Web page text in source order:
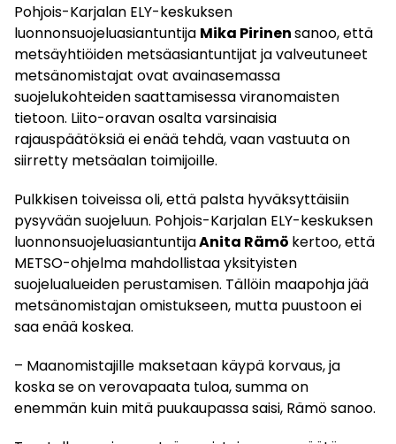
Pohjois-Karjalan ELY-keskuksen
luonnonsuojeluasiantuntija Mika Pirinensanoo, että
metsäyhtiöiden metsäasiantuntijat ja valveutuneet
metsänomistajat ovat avainasemassa
suojelukohteiden saattamisessa viranomaisten
tietoon. Liito-oravan osalta varsinaisia
rajauspäätöksiä ei enää tehdä, vaan vastuuta on
siirretty metsäalan toimijoille.
Pulkkisen toiveissa oli, että palsta hyväksyttäisiin
pysyvään suojeluun. Pohjois-Karjalan ELY-keskuksen
luonnonsuojeluasiantuntijaAnita Rämö kertoo, että
METSO-ohjelma mahdollistaa yksityisten
suojelualueiden perustamisen. Tällöin maapohja jää
metsänomistajan omistukseen, mutta puustoon ei
saa enää koskea.
– Maanomistajille maksetaan käypä korvaus, ja
koska se on verovapaata tuloa, summa on
enemmän kuin mitä puukaupassa saisi, Rämö sanoo.